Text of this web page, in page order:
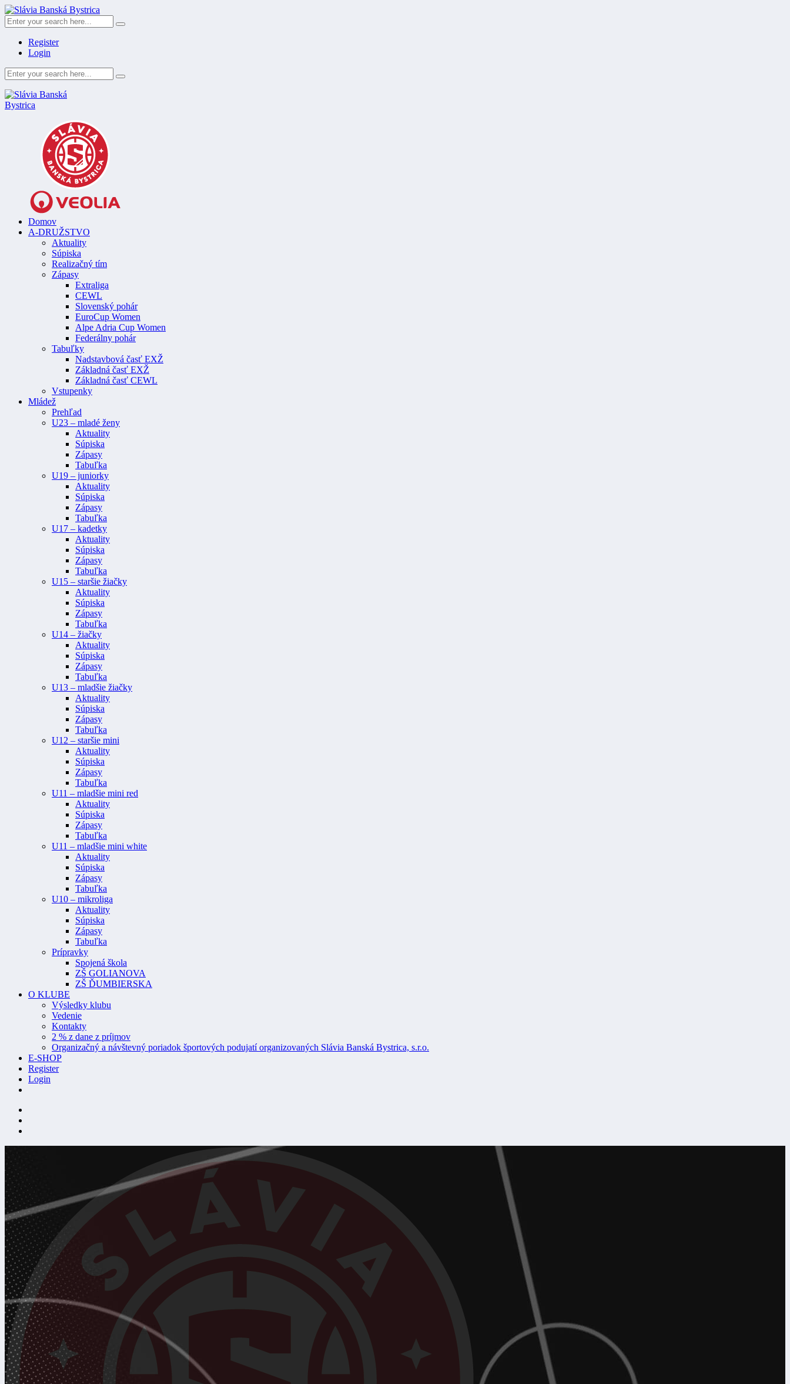
Register
Login
Domov
A-DRUŽSTVO
Aktuality
Súpiska
Realizačný tím
Zápasy
Extraliga
CEWL
Slovenský pohár
EuroCup Women
Alpe Adria Cup Women
Federálny pohár
Tabuľky
Nadstavbová časť EXŽ
Základná časť EXŽ
Základná časť CEWL
Vstupenky
Mládež
Prehľad
U23 – mladé ženy
Aktuality
Súpiska
Zápasy
Tabuľka
U19 – juniorky
Aktuality
Súpiska
Zápasy
Tabuľka
U17 – kadetky
Aktuality
Súpiska
Zápasy
Tabuľka
U15 – staršie žiačky
Aktuality
Súpiska
Zápasy
Tabuľka
U14 – žiačky
Aktuality
Súpiska
Zápasy
Tabuľka
U13 – mladšie žiačky
Aktuality
Súpiska
Zápasy
Tabuľka
U12 – staršie mini
Aktuality
Súpiska
Zápasy
Tabuľka
U11 – mladšie mini red
Aktuality
Súpiska
Zápasy
Tabuľka
U11 – mladšie mini white
Aktuality
Súpiska
Zápasy
Tabuľka
U10 – mikroliga
Aktuality
Súpiska
Zápasy
Tabuľka
Prípravky
Spojená škola
ZŠ GOLIANOVA
ZŠ ĎUMBIERSKA
O KLUBE
Výsledky klubu
Vedenie
Kontakty
2 % z dane z príjmov
Organizačný a návštevný poriadok športových podujatí organizovaných Slávia Banská Bystrica, s.r.o.
E-SHOP
Register
Login